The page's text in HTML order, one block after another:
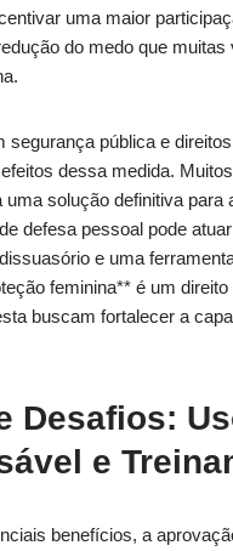
uma maior
do medo que
segurança pública e
dessa medida.
uma solução definitiva para
defesa pessoal pode
e uma
feminina** é um
buscam fortalecer a
Desafios:
e
benefícios, a